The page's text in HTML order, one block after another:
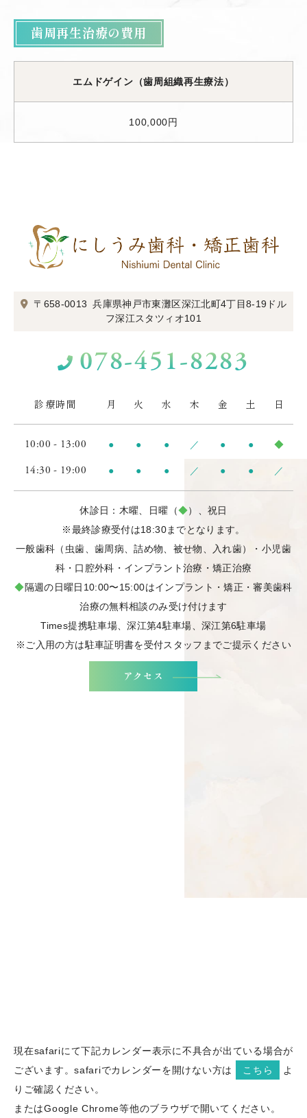
歯周再生治療の費用
エムドゲイン（歯周組織再生療法）
100,000円
〒658-0013 兵庫県神戸市東灘区深江北町4丁目8-19 ドル
フ深江スタツィオ101
078-451-8283
診療時間 月 火 水 木 金 土 日
10:00 - 13:00 ● ● ● ／ ● ● ◆
14:30 - 19:00 ● ● ● ／ ● ● ／
休診日：木曜、日曜（◆）、祝日
※最終診療受付は18:30までとなります。
一般歯科（虫歯、歯周病、詰め物、被せ物、入れ歯）・小児歯
科・口腔外科・インプラント治療・矯正治療
◆隔週の日曜日10:00〜15:00はインプラント・矯正・審美歯科
治療の無料相談のみ受け付けます
Times提携駐車場、深江第4駐車場、深江第6駐車場
※ご入用の方は駐車証明書を受付スタッフまでご提示ください
アクセス
現在safariにて下記カレンダー表示に不具合が出ている場合が
ございます。safariでカレンダーを開けない方は
こちら
よ
りご確認ください。
またはGoogle Chrome等他のブラウザで開いてください。